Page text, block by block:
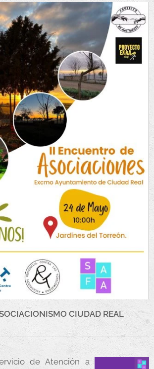
CIUDAD REAL
de Atención a